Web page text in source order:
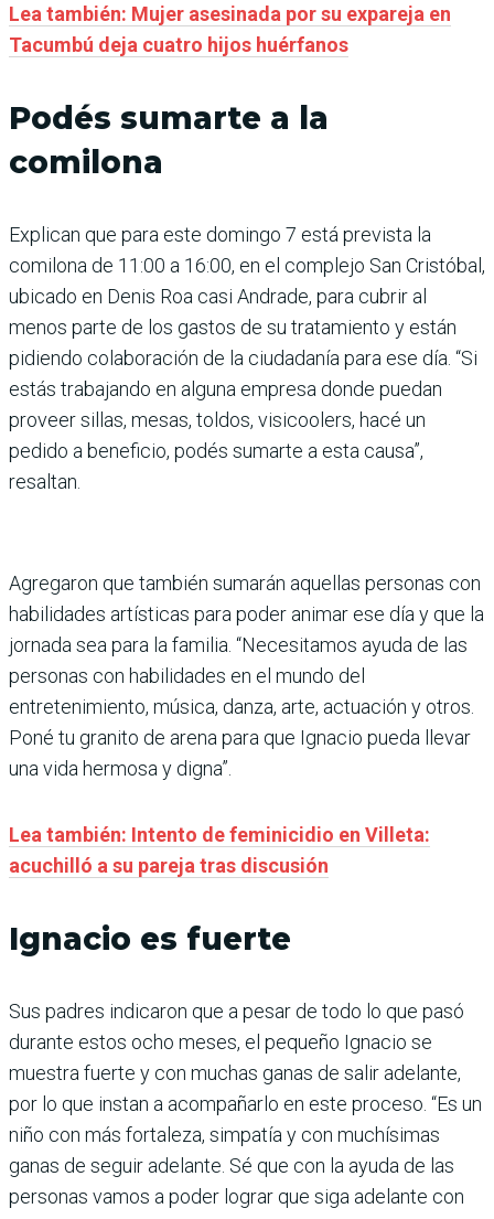
Lea también: Mujer asesinada por su expareja en
Tacumbú deja cuatro hijos huérfanos
Podés sumarte a la
comilona
Explican que para este domingo 7 está prevista la
comilona de 11:00 a 16:00, en el complejo San Cristóbal,
ubicado en Denis Roa casi Andrade, para cubrir al
menos parte de los gastos de su tratamiento y están
pidiendo colaboración de la ciudadanía para ese día. “Si
estás trabajando en alguna empresa donde puedan
proveer sillas, mesas, toldos, visicoolers, hacé un
pedido a beneficio, podés sumarte a esta causa”,
resaltan.
Agregaron que también sumarán aquellas personas con
habilidades artísticas para poder animar ese día y que la
jornada sea para la familia. “Necesitamos ayuda de las
personas con habilidades en el mundo del
entretenimiento, música, danza, arte, actuación y otros.
Poné tu granito de arena para que Ignacio pueda llevar
una vida hermosa y digna”.
Lea también: Intento de feminicidio en Villeta:
acuchilló a su pareja tras discusión
Ignacio es fuerte
Sus padres indicaron que a pesar de todo lo que pasó
durante estos ocho meses, el pequeño Ignacio se
muestra fuerte y con muchas ganas de salir adelante,
por lo que instan a acompañarlo en este proceso. “Es un
niño con más fortaleza, simpatía y con muchísimas
ganas de seguir adelante. Sé que con la ayuda de las
personas vamos a poder lograr que siga adelante con